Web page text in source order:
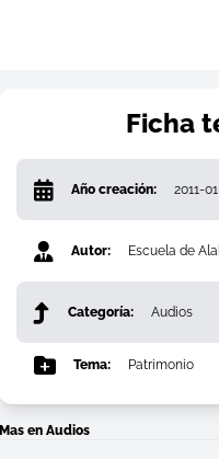
Ficha
Año creación: 2011-
Autor: Escuela de
Categoría: Audios
Tema: Patrimonio
Mas en Audios